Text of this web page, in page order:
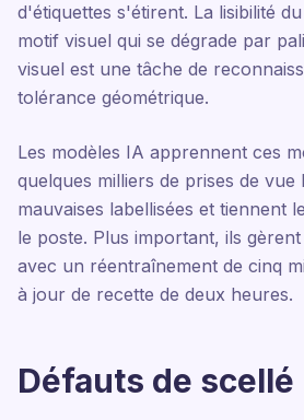
d'étiquettes s'étirent. La lisibilité
motif visuel qui se dégrade par
visuel est une tâche de
tolérance géométrique.
Les modèles IA apprennent ces
quelques milliers de prises de vue
mauvaises labellisées et tiennent
le poste. Plus important, ils
avec un réentraînement de cinq
à jour de recette de deux heures.
Défauts de scellé